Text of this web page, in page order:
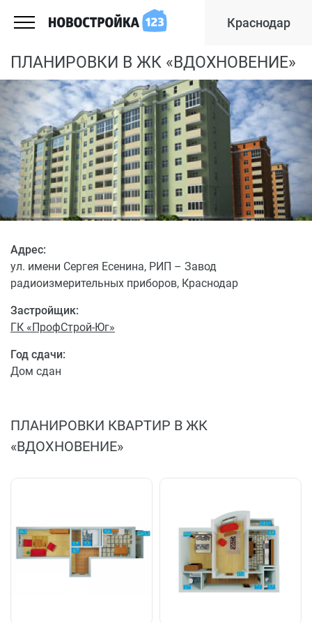
Краснодар
ПЛАНИРОВКИ В ЖК «ВДОХНОВЕНИЕ»
Застройщик:
ГК «ПрофСтрой-Юг»
Адрес:
ул. имени Сергея Есенина, РИП – Завод
радиоизмерительных приборов, Краснодар
Год сдачи:
Дом сдан
ПЛАНИРОВКИ КВАРТИР В ЖК
«ВДОХНОВЕНИЕ»